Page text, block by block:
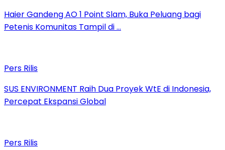
Haier Gandeng AO 1 Point Slam, Buka Peluang bagi
Petenis Komunitas Tampil di …
Pers Rilis
SUS ENVIRONMENT Raih Dua Proyek WtE di Indonesia,
Percepat Ekspansi Global
Pers Rilis